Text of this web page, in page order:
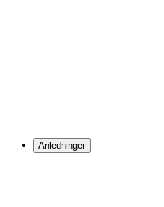
Anledninger